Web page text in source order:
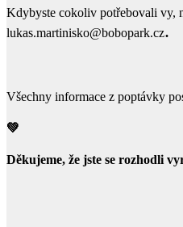
Kdybyste cokoliv potřebovali vy,
lukas.martinisko@bobopark.cz.
Všechny informace z poptávky
💚
Děkujeme, že jste se rozhodli